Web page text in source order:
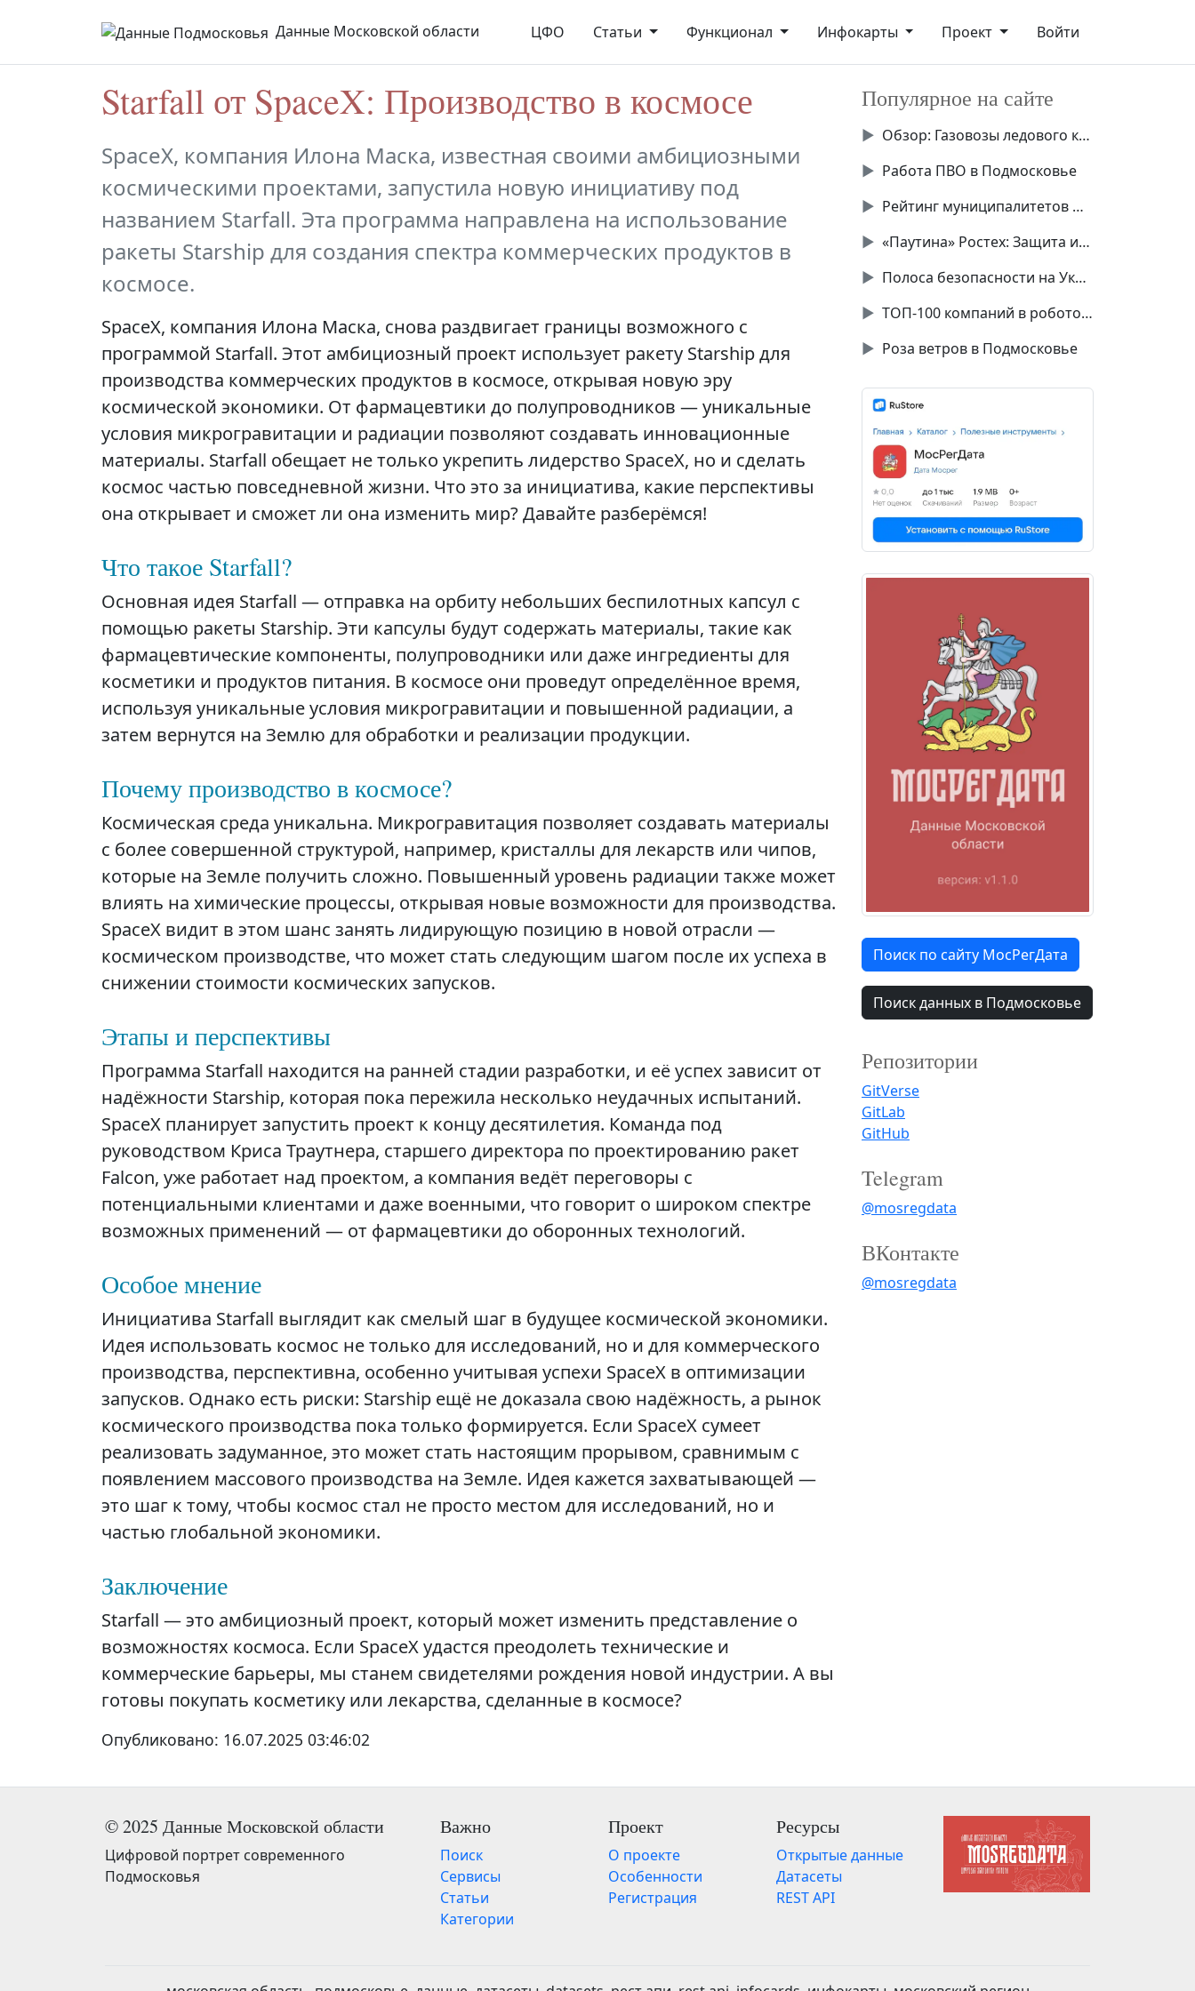
Данные Московской области ЦФО Статьи Функционал Инфокарты Проект Войти
Starfall от SpaceX: Производство в космосе
SpaceX, компания Илона Маска, известная своими амбициозными
космическими проектами, запустила новую инициативу под
названием Starfall. Эта программа направлена на использование
ракеты Starship для создания спектра коммерческих продуктов в
космосе.
SpaceX, компания Илона Маска, снова раздвигает границы возможного с
программой Starfall. Этот амбициозный проект использует ракету Starship для
производства коммерческих продуктов в космосе, открывая новую эру
космической экономики. От фармацевтики до полупроводников — уникальные
условия микрогравитации и радиации позволяют создавать инновационные
материалы. Starfall обещает не только укрепить лидерство SpaceX, но и сделать
космос частью повседневной жизни. Что это за инициатива, какие перспективы
она открывает и сможет ли она изменить мир? Давайте разберёмся!
Что такое Starfall?
Основная идея Starfall — отправка на орбиту небольших беспилотных капсул с
помощью ракеты Starship. Эти капсулы будут содержать материалы, такие как
фармацевтические компоненты, полупроводники или даже ингредиенты для
косметики и продуктов питания. В космосе они проведут определённое время,
используя уникальные условия микрогравитации и повышенной радиации, а
затем вернутся на Землю для обработки и реализации продукции.
Почему производство в космосе?
Космическая среда уникальна. Микрогравитация позволяет создавать материалы
с более совершенной структурой, например, кристаллы для лекарств или чипов,
которые на Земле получить сложно. Повышенный уровень радиации также может
влиять на химические процессы, открывая новые возможности для производства.
SpaceX видит в этом шанс занять лидирующую позицию в новой отрасли —
космическом производстве, что может стать следующим шагом после их успеха в
снижении стоимости космических запусков.
Этапы и перспективы
Программа Starfall находится на ранней стадии разработки, и её успех зависит от
надёжности Starship, которая пока пережила несколько неудачных испытаний.
SpaceX планирует запустить проект к концу десятилетия. Команда под
руководством Криса Траутнера, старшего директора по проектированию ракет
Falcon, уже работает над проектом, а компания ведёт переговоры с
потенциальными клиентами и даже военными, что говорит о широком спектре
возможных применений — от фармацевтики до оборонных технологий.
Особое мнение
Инициатива Starfall выглядит как смелый шаг в будущее космической экономики.
Идея использовать космос не только для исследований, но и для коммерческого
производства, перспективна, особенно учитывая успехи SpaceX в оптимизации
запусков. Однако есть риски: Starship ещё не доказала свою надёжность, а рынок
космического производства пока только формируется. Если SpaceX сумеет
реализовать задуманное, это может стать настоящим прорывом, сравнимым с
появлением массового производства на Земле. Идея кажется захватывающей —
это шаг к тому, чтобы космос стал не просто местом для исследований, но и
частью глобальной экономики.
Заключение
Starfall — это амбициозный проект, который может изменить представление о
возможностях космоса. Если SpaceX удастся преодолеть технические и
коммерческие барьеры, мы станем свидетелями рождения новой индустрии. А вы
готовы покупать косметику или лекарства, сделанные в космосе?
Опубликовано: 16.07.2025 03:46:02
Популярное на сайте
▶
Обзор: Газовозы ледового класса Аrc7
▶ Работа ПВО в Подмосковье
▶
Рейтинг муниципалитетов Подмосковья
▶
«Паутина» Ростех: Защита инфраструктуры от БПЛА
▶
Полоса безопасности на Украине
▶
ТОП-100 компаний в робототехнике России
▶ Роза ветров в Подмосковье
Поиск по сайту МосРегДата
Поиск данных в Подмосковье
Репозитории
GitVerse
GitLab
GitHub
Telegram
@mosregdata
ВКонтакте
@mosregdata
© 2025 Данные Московской области
Цифровой портрет современного
Подмосковья
Важно
Поиск
Сервисы
Статьи
Категории
Проект
О проекте
Особенности
Регистрация
Ресурсы
Открытые данные
Датасеты
REST API